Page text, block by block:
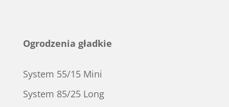
Ogrodzenia gładkie
System 55/15 Mini
System 85/25 Long